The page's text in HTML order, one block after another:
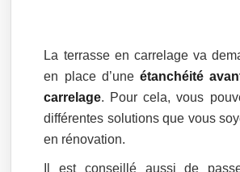
La terrasse en carrelage va
en place d’une étanchéité
carrelage. Pour cela, vous
différentes solutions que vous
en rénovation.
Il est conseillé aussi de